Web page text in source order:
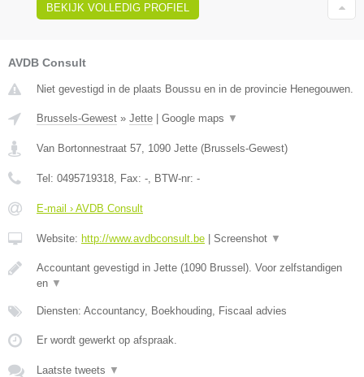
BEKIJK VOLLEDIG PROFIEL
AVDB Consult
Niet gevestigd in de plaats Boussu en in de provincie Henegouwen.
Brussels-Gewest » Jette | Google maps ▼
Van Bortonnestraat 57 1090 Jette (Brussels-Gewest)
Tel: 0495719318 , Fax: - , BTW-nr: -
E-mail › AVDB Consult
Website: http://www.avdbconsult.be | Screenshot ▼
Accountant gevestigd in Jette (1090 Brussel). Voor zelfstandigen
en ▼
Diensten: Accountancy, Boekhouding, Fiscaal advies
Er wordt gewerkt op afspraak.
Laatste tweets ▼